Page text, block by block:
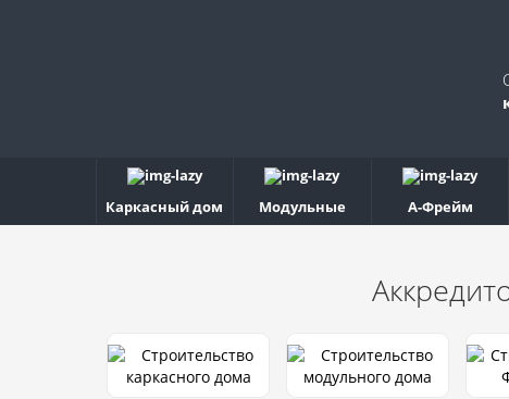
Каркасный дом Модульные А-Фрейм